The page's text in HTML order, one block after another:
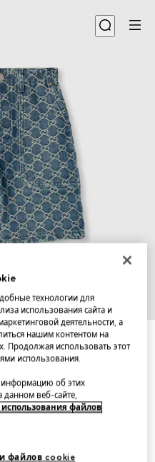
технологии для
использования сайта и
деятельности, а
нашим контентом на
Продолжая использовать этот
использования.
об этих
данном веб-сайте,
файлов
файлов cookie